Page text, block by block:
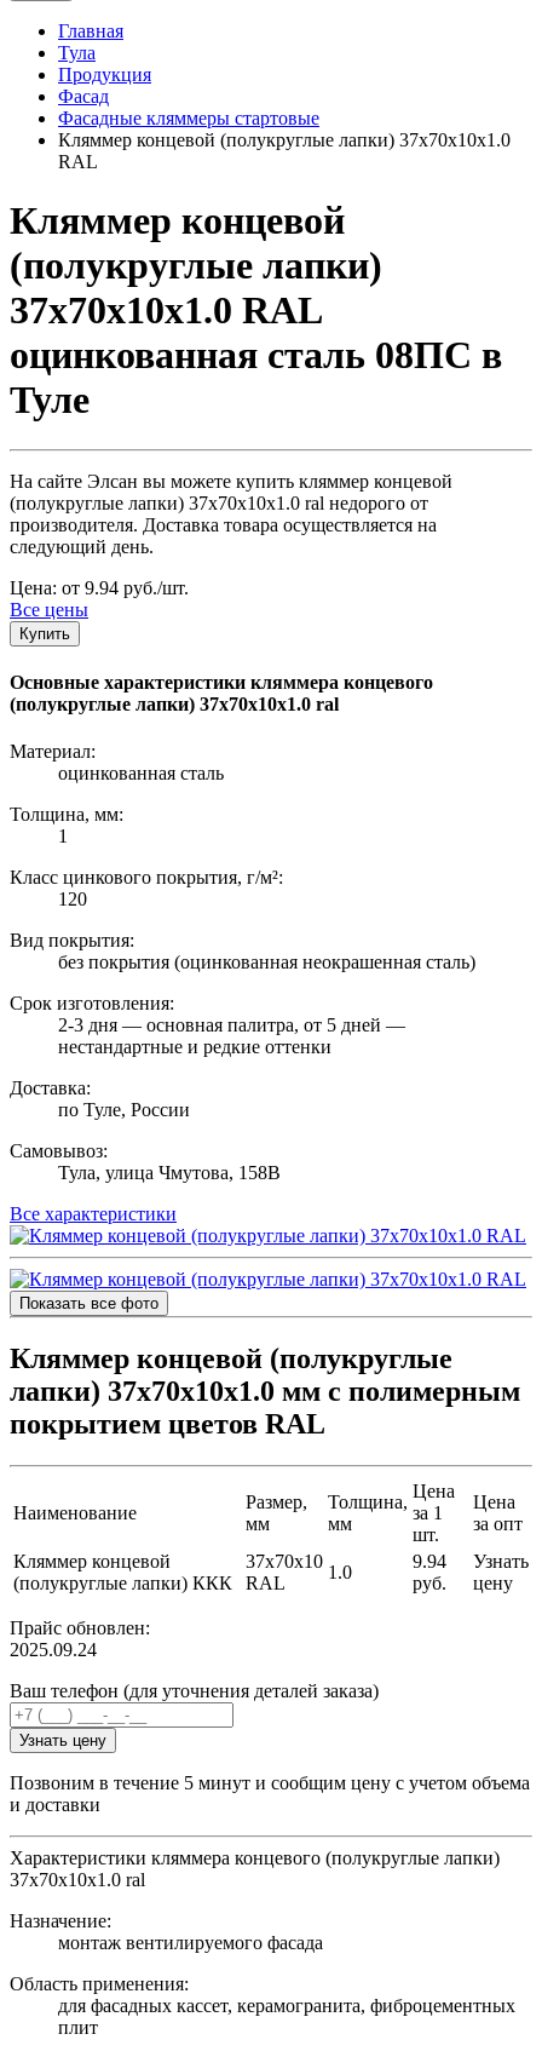
Главная
Тула
Продукция
Фасад
Фасадные кляммеры стартовые
Кляммер концевой (полукруглые лапки) 37х70х10х1.0
RAL
Кляммер концевой
(полукруглые лапки)
37х70х10х1.0 RAL
оцинкованная сталь 08ПС в
Туле
На сайте Элсан вы можете купить кляммер концевой
(полукруглые лапки) 37х70х10х1.0 ral недорого от
производителя. Доставка товара осуществляется на
следующий день.
Цена: от 9.94 руб./шт.
Все цены
Купить
Основные характеристики кляммера концевого
(полукруглые лапки) 37х70х10х1.0 ral
Материал:
оцинкованная сталь
Толщина, мм:
1
Класс цинкового покрытия, г/м²:
120
Вид покрытия:
без покрытия (оцинкованная неокрашенная сталь)
Срок изготовления:
2-3 дня — основная палитра, от 5 дней —
нестандартные и редкие оттенки
Доставка:
по Туле, России
Самовывоз:
Тула, улица Чмутова, 158В
Все характеристики
Показать все фото
Кляммер концевой (полукруглые
лапки) 37х70х10х1.0 мм с полимерным
покрытием цветов RAL
Наименование
Размер,
мм
Толщина,
мм
Цена
за 1
шт.
Цена
за опт
Кляммер концевой
(полукруглые лапки) ККК
37х70х10
RAL
1.0
9.94
руб.
Узнать
цену
Прайс обновлен:
2025.09.24
Ваш телефон (для уточнения деталей заказа)
Узнать цену
Позвоним в течение 5 минут и сообщим цену с учетом объема
и доставки
Характеристики кляммера концевого (полукруглые лапки)
37х70х10х1.0 ral
Назначение:
монтаж вентилируемого фасада
Область применения:
для фасадных кассет, керамогранита, фиброцементных
плит